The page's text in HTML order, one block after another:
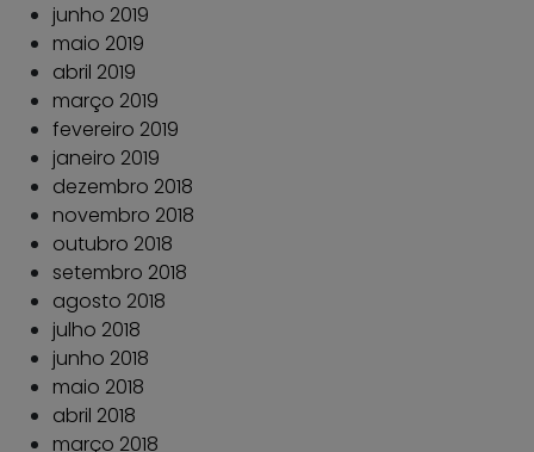
junho 2019
maio 2019
abril 2019
março 2019
fevereiro 2019
janeiro 2019
dezembro 2018
novembro 2018
outubro 2018
setembro 2018
agosto 2018
julho 2018
junho 2018
maio 2018
abril 2018
março 2018